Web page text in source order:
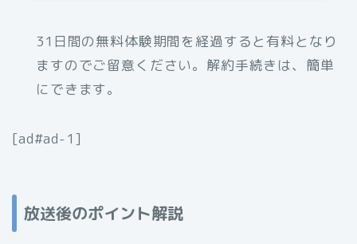
31日間の無料体験期間を経過すると有料となり
ますのでご留意ください。解約手続きは、簡単
にできます。
[ad#ad-1]
放送後のポイント解説